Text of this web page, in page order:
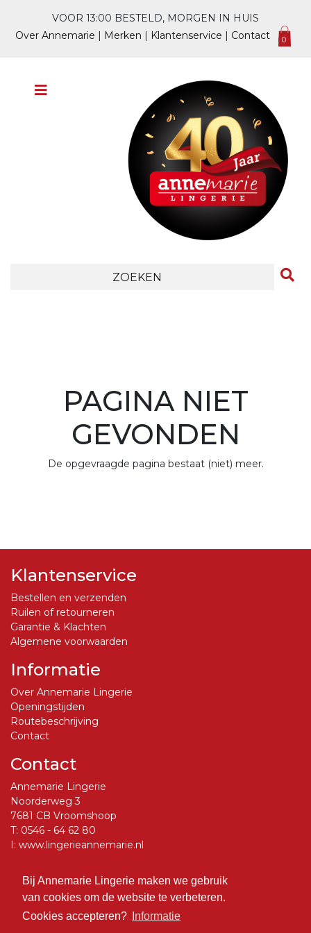
Bij Annemarie Lingerie maken we gebruik
van cookies om de website te verbeteren.
Cookies accepteren?
Informatie
VOOR 13:00 BESTELD, MORGEN IN HUIS
Over Annemarie | Merken | Klantenservice | Contact 0
PAGINA NIET
GEVONDEN
De opgevraagde pagina bestaat (niet) meer.
Klantenservice
Bestellen en verzenden
Ruilen of retourneren
Garantie & Klachten
Algemene voorwaarden
Informatie
Over Annemarie Lingerie
Openingstijden
Routebeschrijving
Contact
Contact
Annemarie Lingerie
Noorderweg 3
7681 CB Vroomshoop
T: 0546 - 64 62 80
I: www.lingerieannemarie.nl
Social Media
Volg ons op Facebook